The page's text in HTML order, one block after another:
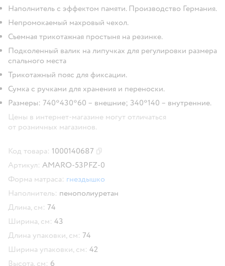
Наполнитель с эффектом памяти. Производство Германия.
Непромокаемый махровый чехол.
Съемная трикотажная простыня на резинке.
Подколенный валик на липучках для регулировки размера
спального места
Трикотажный пояс для фиксации.
Сумка с ручками для хранения и переноски.
Размеры: 740*430*60 – внешние; 340*140 – внутренние.
Цены в интернет-магазине могут отличаться
от розничных магазинов.
Код товара: 1000140687
Артикул: AMARO-53PFZ-0
Форма матраса: гнездышко
Наполнитель: пенополиуретан
Длина, см: 74
Ширина, см: 43
Длина упаковки, см: 74
Ширина упаковки, см: 42
Высота, см: 6